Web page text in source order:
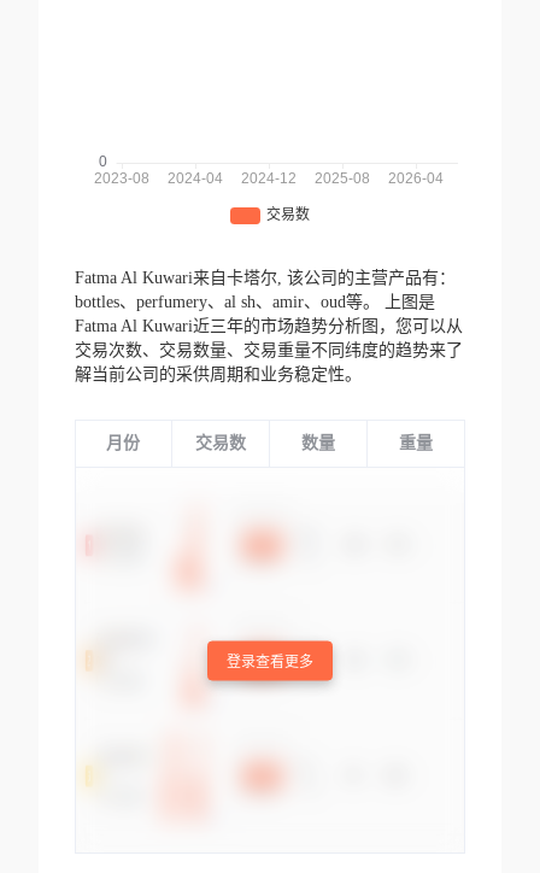
Fatma Al Kuwari来自卡塔尔, 该公司的主营产品有：
bottles、perfumery、al sh、amir、oud等。
上图是
Fatma Al Kuwari近三年的市场趋势分析图，您可以从
交易次数、交易数量、交易重量不同纬度的趋势来了
解当前公司的采供周期和业务稳定性。
月份 交易数 数量 重量
登录查看更多